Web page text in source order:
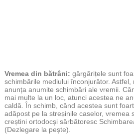
Vremea din bătrâni: gărgărițele sunt
schimbările mediului înconjurător.
anunța anumite schimbări ale vremii.
mai multe la un loc, atunci acestea ne
caldă. În schimb, când acestea sunt
adăpost pe la streșinile caselor, vremea
creștini ortodocși sărbătoresc
(Dezlegare la pește).